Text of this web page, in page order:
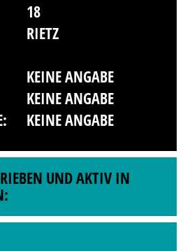
18
RIETZ
KEINE ANGABE
KEINE ANGABE
KEINE ANGABE
UND AKTIV IN